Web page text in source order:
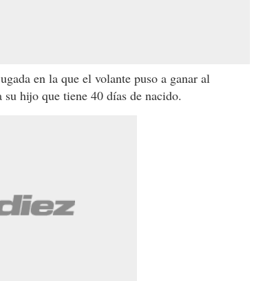
en la que el volante puso a ganar al
hijo que tiene 40 días de nacido.